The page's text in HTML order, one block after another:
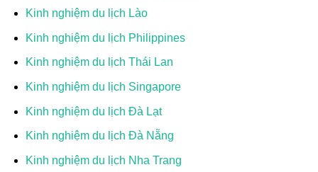
Kinh nghiệm du lịch Lào
Kinh nghiệm du lịch Philippines
Kinh nghiệm du lịch Thái Lan
Kinh nghiệm du lịch Singapore
Kinh nghiệm du lịch Đà Lạt
Kinh nghiệm du lịch Đà Nẵng
Kinh nghiệm du lịch Nha Trang